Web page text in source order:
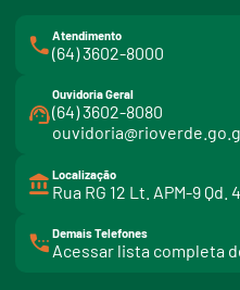
Atendimento
(64) 3602-8000
Ouvidoria Geral
(64) 3602-8080
Localização
Rua RG 12 Lt. APM-9 Qd.
Demais Telefones
Acessar lista completa
i